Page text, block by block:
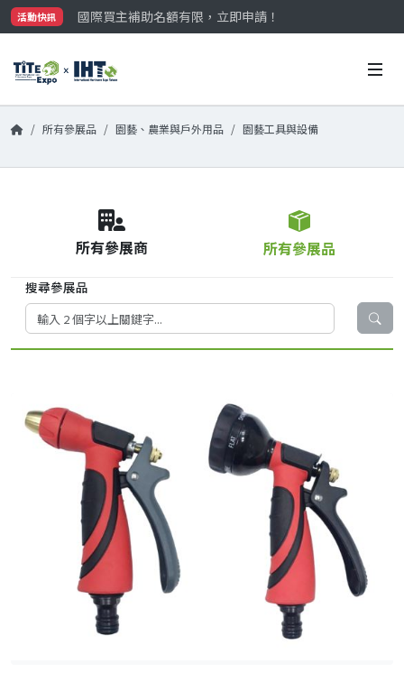
活動快訊
國際買主補助名額有限，立即申請！
參觀門票開放申請中‼️
國際買主補助名額有限，立即申請！
所有參展品 園藝、農業與戶外用品 園藝工具與設備
所有參展商 所有參展品
搜尋參展品